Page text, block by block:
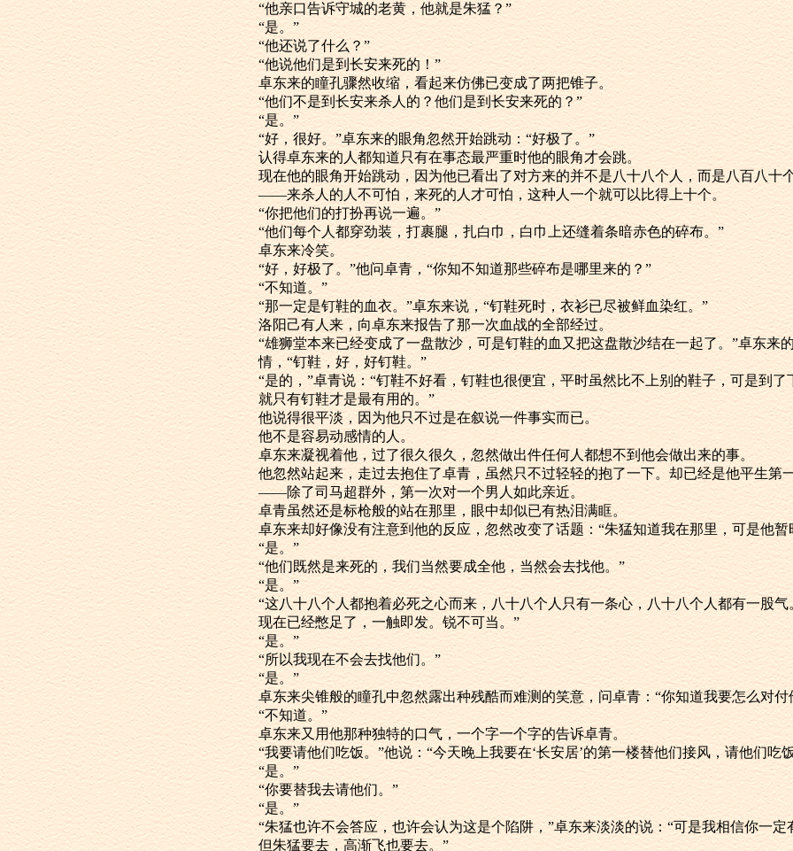
“他亲口告诉守城的老黄，他就是朱猛？”
“是。”
“他还说了什么？”
“他说他们是到长安来死的！”
卓东来的瞳孔骤然收缩，看起来仿佛已变成了两把锥子。
“他们不是到长安来杀人的？他们是到长安来死的？”
“是。”
“好，很好。”卓东来的眼角忽然开始跳动：“好极了。”
认得卓东来的人都知道只有在事态最严重时他的眼角才会跳。
现在他的眼角开始跳动，因为他已看出了对方来的并不是八十八个人，而是八百八十
——来杀人的人不可怕，来死的人才可怕，这种人一个就可以比得上十个。
“你把他们的打扮再说一遍。”
“他们每个人都穿劲装，打裹腿，扎白巾，白巾上还缝着条暗赤色的碎布。”
卓东来冷笑。
“好，好极了。”他问卓青，“你知不知道那些碎布是哪里来的？”
“不知道。”
“那一定是钉鞋的血衣。”卓东来说，“钉鞋死时，衣衫已尽被鲜血染红。”
洛阳己有人来，向卓东来报告了那一次血战的全部经过。
“雄狮堂本来已经变成了一盘散沙，可是钉鞋的血又把这盘散沙结在一起了。”卓东
情，“钉鞋，好，好钉鞋。”
“是的，”卓青说：“钉鞋不好看，钉鞋也很便宜，平时虽然比不上别的鞋子，可是到
就只有钉鞋才是最有用的。”
他说得很平淡，因为他只不过是在叙说一件事实而已。
他不是容易动感情的人。
卓东来凝视着他，过了很久很久，忽然做出件任何人都想不到他会做出来的事。
他忽然站起来，走过去抱住了卓青，虽然只不过轻轻的抱了一下。却已经是他平生第
——除了司马超群外，第一次对一个男人如此亲近。
卓青虽然还是标枪般的站在那里，眼中却似已有热泪满眶。
卓东来却好像没有注意到他的反应，忽然改变了话题：“朱猛知道我在那里，可是他
“是。”
“他们既然是来死的，我们当然要成全他，当然会去找他。”
“是。”
“这八十八个人都抱着必死之心而来，八十八个人只有一条心，八十八个人都有一股
现在已经憋足了，一触即发。锐不可当。”
“是。”
“所以我现在不会去找他们。”
“是。”
卓东来尖锥般的瞳孔中忽然露出种残酷而难测的笑意，问卓青：“你知道我要怎么对
“不知道。”
卓东来又用他那种独特的口气，一个字一个字的告诉卓青。
“我要请他们吃饭。”他说：“今天晚上我要在‘长安居’的第一楼替他们接风，请他们吃
“是。”
“你要替我去请他们。”
“是。”
“朱猛也许不会答应，也许会认为这是个陷阱，”卓东来淡淡的说：“可是我相信你一
但朱猛要去，高渐飞也要去。”